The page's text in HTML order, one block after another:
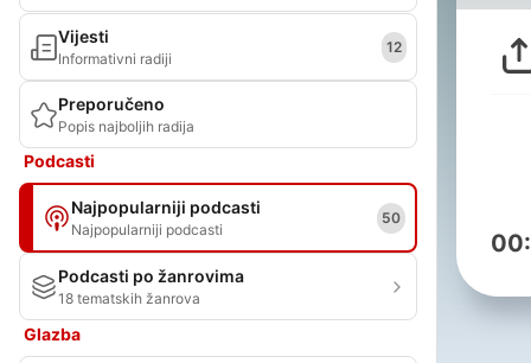
Vijesti
Informativni radiji
12
Preporučeno
Popis najboljih radija
Podcasti
Najpopularniji podcasti
Najpopularniji podcasti
50
Podcasti po žanrovima
18 tematskih žanrova
Glazba